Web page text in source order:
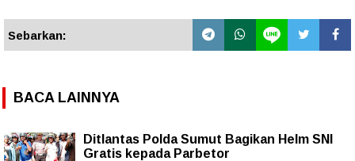
Sebarkan:
BACA LAINNYA
Ditlantas Polda Sumut Bagikan Helm SNI
Gratis kepada Parbetor